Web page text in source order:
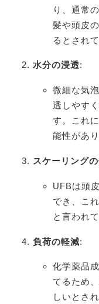
り、通常
髪や頭皮
るとされ
水分の浸透:
微細な気
透しやす
す。これ
能性があり
スケーリング
UFBは頭
でき、こ
と言われ
負荷の軽減:
化学薬品
てるため
しいとさ